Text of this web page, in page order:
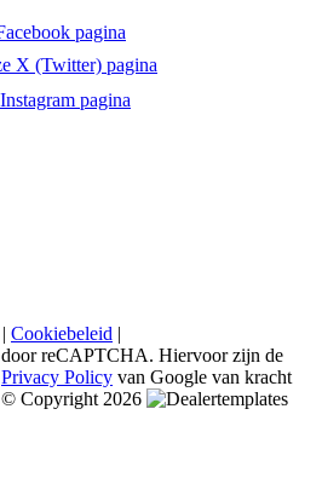
pagina
X (Twitter) pagina
pagina
Cookiebeleid |
door reCAPTCHA. Hiervoor zijn de
Privacy Policy van Google van kracht
© Copyright 2026